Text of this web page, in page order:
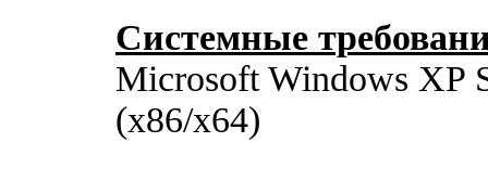
Системные
Microsoft Windows XP
(x86/x64)